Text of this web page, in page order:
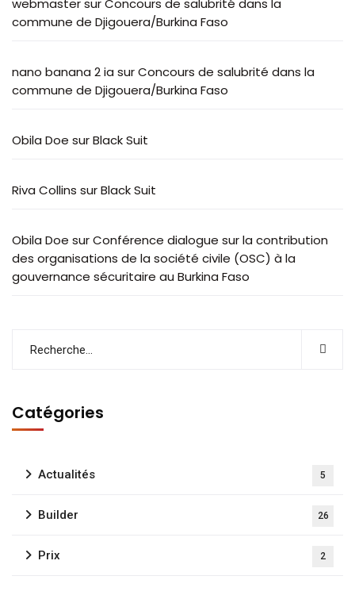
webmastersurConcours de salubrité dans la
commune de Djigouera/Burkina Faso
nano banana 2 ia surConcours de salubrité dans la
commune de Djigouera/Burkina Faso
Obila Doe surBlack Suit
Riva Collins surBlack Suit
Obila Doe surConférence dialogue sur la contribution
des organisations de la société civile (OSC) à la
gouvernance sécuritaire au Burkina Faso
Catégories
Actualités 5
Builder 26
Prix 2